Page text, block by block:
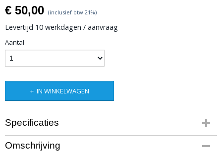
€ 50,00 (inclusief btw 21%)
Levertijd 10 werkdagen / aanvraag
Aantal
IN WINKELWAGEN
Specificaties
Bruto gewicht
1,00 Kg
Omschrijving